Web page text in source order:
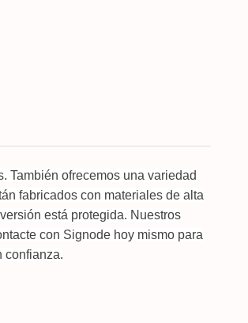
También ofrecemos una variedad
fabricados con materiales de alta
está protegida. Nuestros
con Signode hoy mismo para
confianza.